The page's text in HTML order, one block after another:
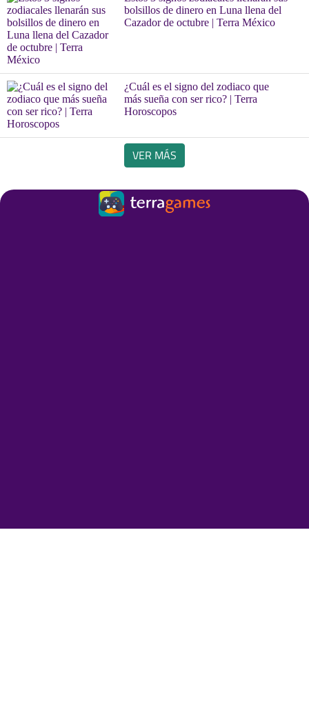
bolsillos de dinero en Luna llena del
Cazador de octubre | Terra México
¿Cuál es el signo del zodiaco que
más sueña con ser rico? | Terra
Horoscopos
VER MÁS